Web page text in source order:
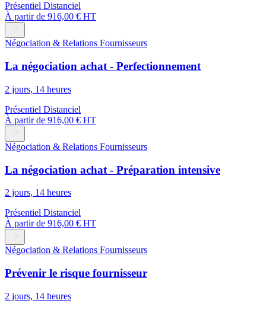
Présentiel Distanciel
À partir de 916,00 € HT
Négociation & Relations Fournisseurs
La négociation achat - Perfectionnement
2 jours, 14 heures
Présentiel Distanciel
À partir de 916,00 € HT
Négociation & Relations Fournisseurs
La négociation achat - Préparation intensive
2 jours, 14 heures
Présentiel Distanciel
À partir de 916,00 € HT
Négociation & Relations Fournisseurs
Prévenir le risque fournisseur
2 jours, 14 heures